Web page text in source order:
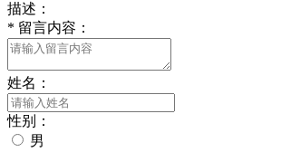
描述：
* 留言内容：
姓名：
性别：
男